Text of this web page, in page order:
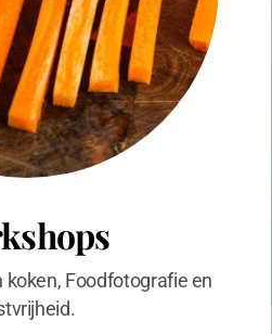
koken, Foodfotografie en